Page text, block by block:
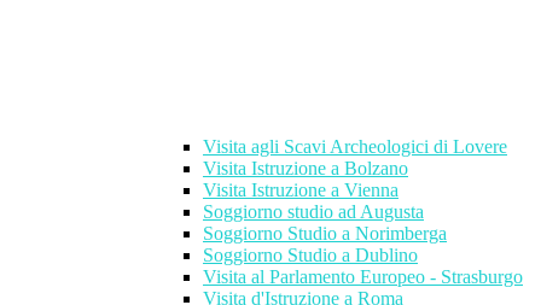
Visita agli Scavi Archeologici di Lovere
Visita Istruzione a Bolzano
Visita Istruzione a Vienna
Soggiorno studio ad Augusta
Soggiorno Studio a Norimberga
Soggiorno Studio a Dublino
Visita al Parlamento Europeo - Strasburgo
Visita d'Istruzione a Roma